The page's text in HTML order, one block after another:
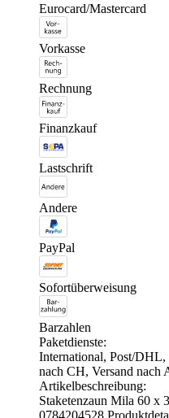
Eurocard/Mastercard
Vorkasse
Rechnung
Finanzkauf
Lastschrift
Andere
PayPal
Sofortüberweisung
Barzahlen
Paketdienste:
International, Post/DHL,
nach CH, Versand nach
Artikelbeschreibung:
Staketenzaun Mila 60 x
0784204528